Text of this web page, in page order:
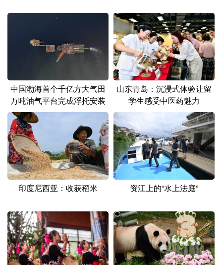
中国渤海首个千亿方大气田
万吨油气平台完成浮托安装
山东青岛：沉浸式体验让留
学生感受中医药魅力
印度尼西亚：收获稻米 资江上的“水上法庭”